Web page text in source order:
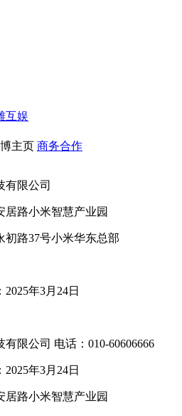
互娱
主页 商务合作
有限公司
居路小米智慧产业园
初路37号小米华东总部
年3月24日
限公司 电话：010-60606666
年3月24日
居路小米智慧产业园